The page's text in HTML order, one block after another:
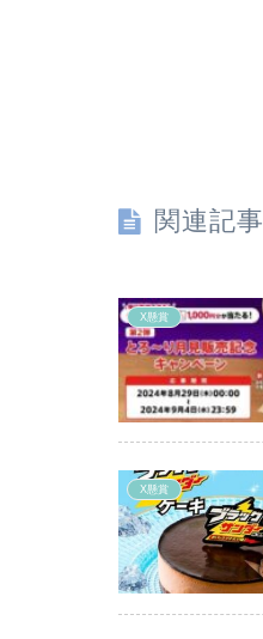
関連記事
X懸賞
X懸賞